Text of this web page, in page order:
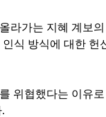
라가는 지혜 계보
식 방식에 대한 헌
위협했다는 이유